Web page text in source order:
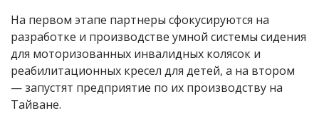
На первом этапе партнеры сфокусируются на
разработке и производстве умной системы сидения
для моторизованных инвалидных колясок и
реабилитационных кресел для детей, а на втором
— запустят предприятие по их производству на
Тайване.